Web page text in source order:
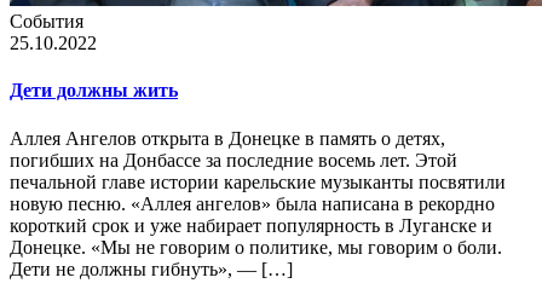
События
25.10.2022
Дети должны жить
Аллея Ангелов открыта в Донецке в память о детях,
погибших на Донбассе за последние восемь лет. Этой
печальной главе истории карельские музыканты посвятили
новую песню. «Аллея ангелов» была написана в рекордно
короткий срок и уже набирает популярность в Луганске и
Донецке. «Мы не говорим о политике, мы говорим о боли.
Дети не должны гибнуть», — […]